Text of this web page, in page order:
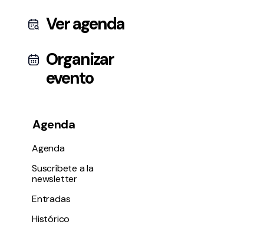
Ver agenda
Organizar
evento
Agenda
Agenda
Suscríbete a la
newsletter
Entradas
Histórico